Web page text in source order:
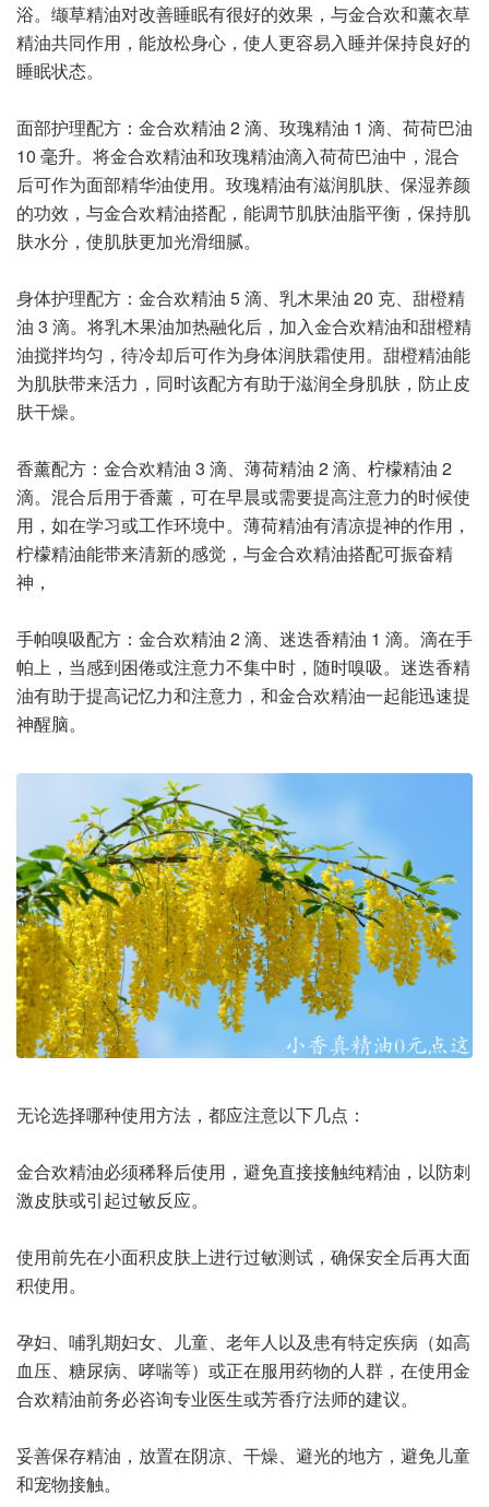
浴。缬草精油对改善睡眠有很好的效果，与金合欢和薰衣草
精油共同作用，能放松身心，使人更容易入睡并保持良好的
睡眠状态。
面部护理配方：金合欢精油 2 滴、玫瑰精油 1 滴、荷荷巴油
10 毫升。将金合欢精油和玫瑰精油滴入荷荷巴油中，混合
后可作为面部精华油使用。玫瑰精油有滋润肌肤、保湿养颜
的功效，与金合欢精油搭配，能调节肌肤油脂平衡，保持肌
肤水分，使肌肤更加光滑细腻。
身体护理配方：金合欢精油 5 滴、乳木果油 20 克、甜橙精
油 3 滴。将乳木果油加热融化后，加入金合欢精油和甜橙精
油搅拌均匀，待冷却后可作为身体润肤霜使用。甜橙精油能
为肌肤带来活力，同时该配方有助于滋润全身肌肤，防止皮
肤干燥。
香薰配方：金合欢精油 3 滴、薄荷精油 2 滴、柠檬精油 2
滴。混合后用于香薰，可在早晨或需要提高注意力的时候使
用，如在学习或工作环境中。薄荷精油有清凉提神的作用，
柠檬精油能带来清新的感觉，与金合欢精油搭配可振奋精
神，
手帕嗅吸配方：金合欢精油 2 滴、迷迭香精油 1 滴。滴在手
帕上，当感到困倦或注意力不集中时，随时嗅吸。迷迭香精
油有助于提高记忆力和注意力，和金合欢精油一起能迅速提
神醒脑。
无论选择哪种使用方法，都应注意以下几点：
金合欢精油必须稀释后使用，避免直接接触纯精油，以防刺
激皮肤或引起过敏反应。
使用前先在小面积皮肤上进行过敏测试，确保安全后再大面
积使用。
孕妇、哺乳期妇女、儿童、老年人以及患有特定疾病（如高
血压、糖尿病、哮喘等）或正在服用药物的人群，在使用金
合欢精油前务必咨询专业医生或芳香疗法师的建议。
妥善保存精油，放置在阴凉、干燥、避光的地方，避免儿童
和宠物接触。